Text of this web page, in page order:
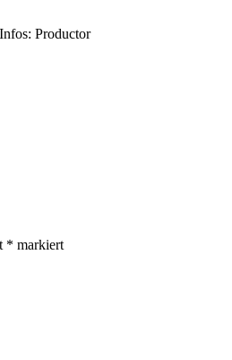
Productor
* markiert